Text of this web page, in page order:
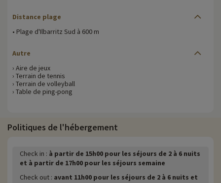
Distance plage
• Plage d'Ilbarritz Sud à 600 m
Autre
› Aire de jeux
› Terrain de tennis
› Terrain de volleyball
› Table de ping-pong
Politiques de l'hébergement
Check in : à partir de 15h00 pour les séjours de 2 à 6 nuits
et à partir de 17h00 pour les séjours semaine
Check out : avant 11h00 pour les séjours de 2 à 6 nuits et